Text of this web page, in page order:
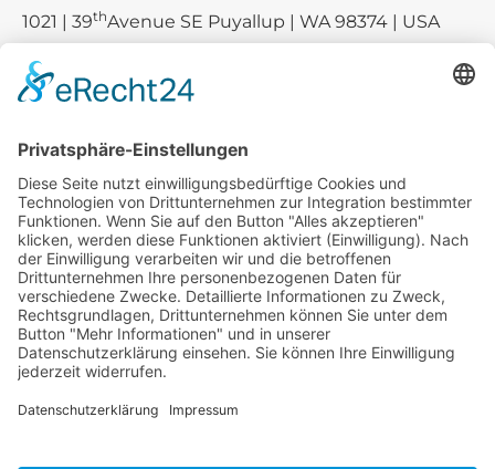
1021 | 39thAvenue SE Puyallup | WA 98374 | USA
Tel.:+1 253-867-57 35
Unternehmen
Service
Media
© 2026 - Camaro Erich Roiser GmbH
AGB Impressum